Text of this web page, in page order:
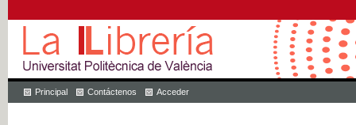
Principal Contáctenos Acceder